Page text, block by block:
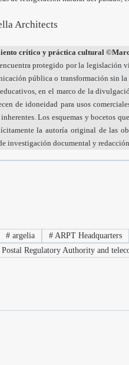
Architects
crítico y práctica cultural
protegido por la legislación
pública o transformación sin
en el marco de la
de idoneidad para usos
Los esquemas y bocetos
la autoría original de las
investigación documental y
# argelia # ARPT Headquarters
Regulatory Authority and